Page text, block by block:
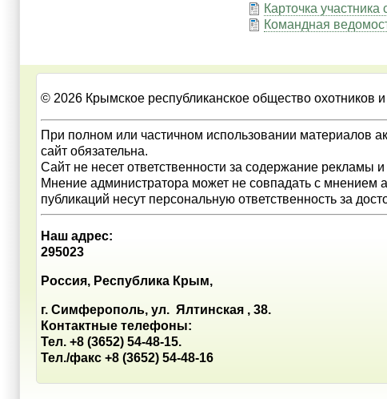
Карточка участника
Командная
© 2026 Крымское республиканское общество охотников
При полном или частичном использовании материалов
сайт обязательна.
Сайт не несет ответственности за содержание рекламы
Мнение администратора может не совпадать с мнением
публикаций несут персональную ответственность за
Наш адрес:
295023
Россия, Республика Крым,
г. Симферополь, ул. Ялтинская , 38.
Контактные телефоны:
Тел. +8 (3652) 54-48-15.
Тел./факс +8 (3652) 54-48-16